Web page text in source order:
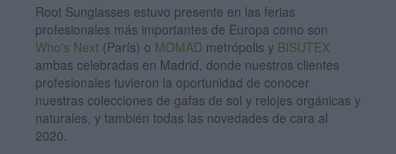
Root Sunglasses estuvo presente en las ferias
profesionales más importantes de Europa como son
Who's Next (París) o MOMAD metrópolis y BISUTEX
ambas celebradas en Madrid, donde nuestros clientes
profesionales tuvieron la oportunidad de conocer
nuestras colecciones de gafas de sol y relojes orgánicas y
naturales, y también todas las novedades de cara al
2020.